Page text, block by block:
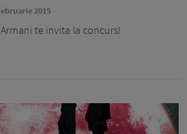
2015
te invita la concurs!